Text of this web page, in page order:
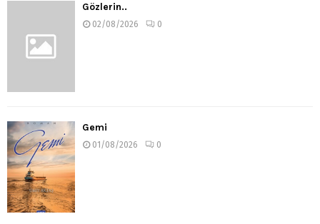
Gözlerin..
02/08/2026 0
Gemi
01/08/2026 0